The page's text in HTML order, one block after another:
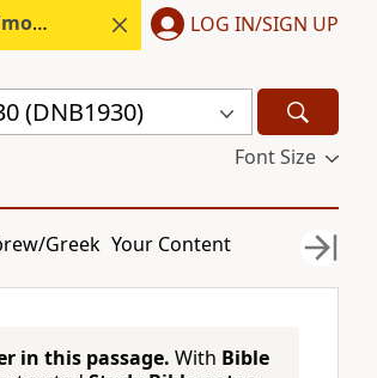
Start free. LOG IN/SIGN UP
(DNB1930)
Font Size
Greek Your Content
in this passage. With Bible